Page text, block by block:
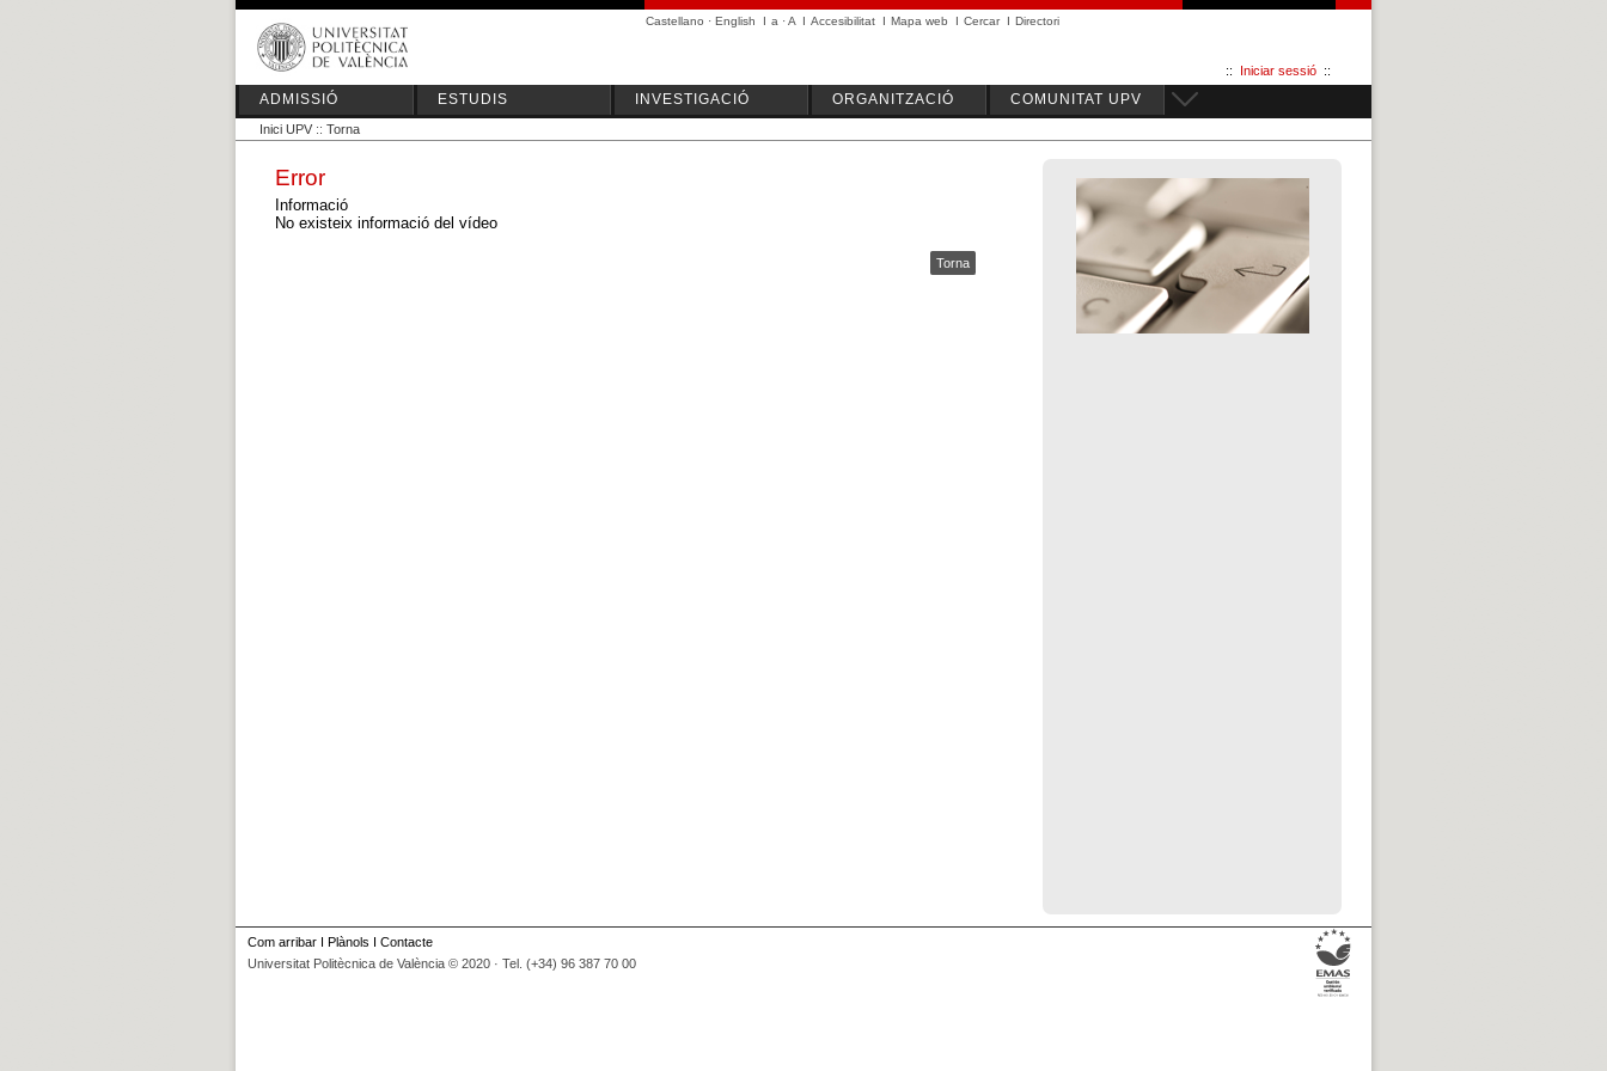
Castellano · English I a ·A I Accesibilitat I Mapa web I Cercar I Directori
:: Iniciar sessió ::
ADMISSIÓ ESTUDIS INVESTIGACIÓ ORGANITZACIÓ COMUNITAT UPV
Inici UPV :: Torna
Error
Informació
No existeix informació del vídeo
Torna
Com arribar I Plànols I Contacte
Universitat Politècnica de València © 2020 · Tel. (+34) 96 387 70 00